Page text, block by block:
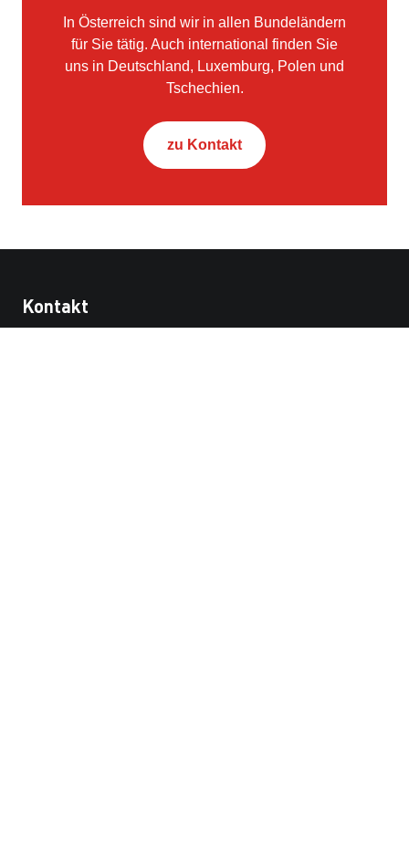
In Österreich sind wir in allen Bundeländern
für Sie tätig. Auch international finden Sie
uns in Deutschland, Luxemburg, Polen und
Tschechien.
zu Kontakt
Kontakt